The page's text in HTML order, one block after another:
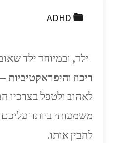
ADHD
ילד, ובמיוחד ילד
ריכוז והיפראקטיביות
לאהוב ולטפל בצרכיו
משמעותי ביותר
להבין אותו.